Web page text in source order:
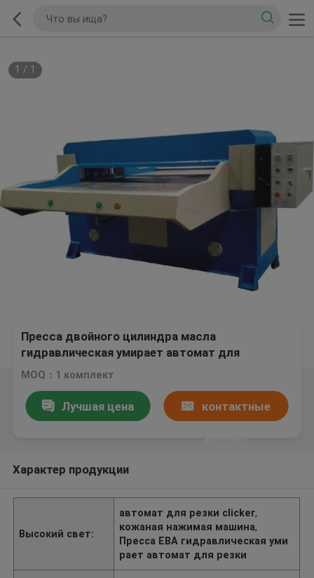
1 / 1
Пресса двойного цилиндра масла
гидравлическая умирает автомат для
резки для очищать губку/ЕВА/ЭПЭ
MOQ：1 комплект
Лучшая цена контактные
Характер продукции
Высокий свет:
автомат для резки clicker,
кожаная нажимая машина,
Пресса ЕВА гидравлическая уми
рает автомат для резки